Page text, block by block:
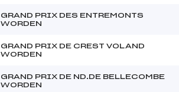
GRAND PRIX DES ENTREMONTS
WORDEN
GRAND PRIX DE CREST VOLAND
WORDEN
GRAND PRIX DE ND.DE BELLECOMBE
WORDEN